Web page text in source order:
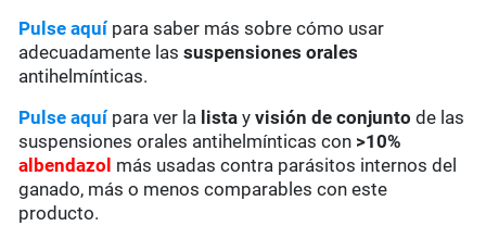
Pulse aquí para saber más sobre cómo usar
adecuadamente lassuspensiones orales
antihelmínticas.
Pulse aquípara ver la lista yvisión de conjunto de las
suspensiones orales antihelmínticas con >10%
albendazol más usadas contra parásitos internos del
ganado, más o menos comparables con este
producto.